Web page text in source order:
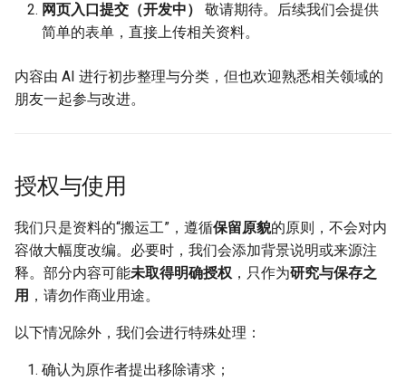
网页入口提交（开发中）
敬请期待。后续我们会提供
简单的表单，直接上传相关资料。
内容由 AI 进行初步整理与分类，但也欢迎熟悉相关领域的
朋友一起参与改进。
授权与使用
我们只是资料的“搬运工”，遵循保留原貌的原则，不会对内
容做大幅度改编。必要时，我们会添加背景说明或来源注
释。部分内容可能未取得明确授权 ，只作为研究与保存之
用 ，请勿作商业用途。
以下情况除外，我们会进行特殊处理：
确认为原作者提出移除请求；